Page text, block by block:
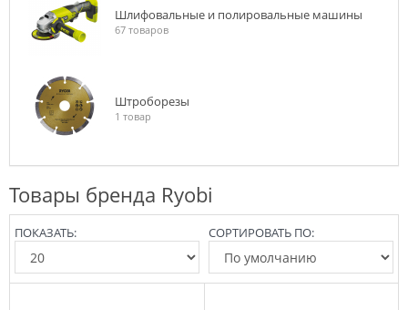
Шлифовальные и полировальные машины
67 товаров
Штроборезы
1 товар
Товары бренда Ryobi
СОРТИРОВАТЬ ПО:
ПОКАЗАТЬ: